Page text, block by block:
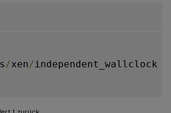
/xen/ independent_wallclock